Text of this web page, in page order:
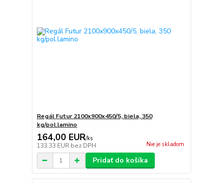
Regál Futur 2100x900x450/5, biela, 350
kg/pol.lamino
164,00 EUR/ks
133,33 EUR bez DPH Nie je skladom
Pridať do košíka